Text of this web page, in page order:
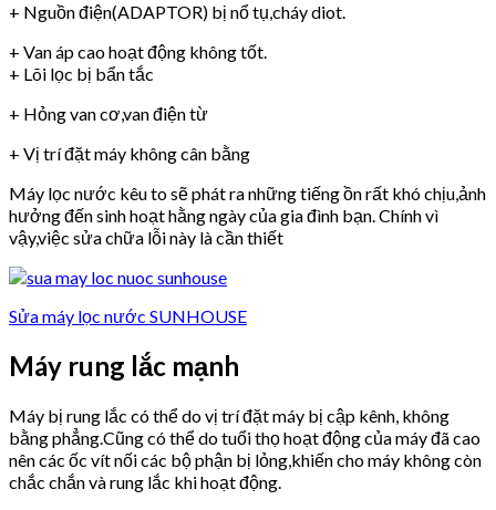
+ Nguồn điện(ADAPTOR) bị nổ tụ,cháy diot.
+ Van áp cao hoạt động không tốt.
+ Lõi lọc bị bẩn tắc
+ Hỏng van cơ,van điện từ
+ Vị trí đặt máy không cân bằng
Máy lọc nước kêu to sẽ phát ra những tiếng ồn rất khó chịu,ảnh
hưởng đến sinh hoạt hằng ngày của gia đình bạn. Chính vì
vậy,việc sửa chữa lỗi này là cần thiết
Sửa máy lọc nước SUNHOUSE
Máy rung lắc mạnh
Máy bị rung lắc có thể do vị trí đặt máy bị cập kênh, không
bằng phẳng.Cũng có thể do tuổi thọ hoạt động của máy đã cao
nên các ốc vít nối các bộ phận bị lỏng,khiến cho máy không còn
chắc chắn và rung lắc khi hoạt động.